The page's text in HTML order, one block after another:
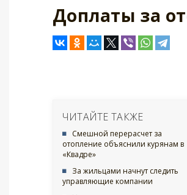
Доплаты за
ЧИТАЙТЕ ТАКЖЕ
Смешной перерасчет за
отопление объяснили курянам в
«Квадре»
За жильцами начнут следить
управляющие компании